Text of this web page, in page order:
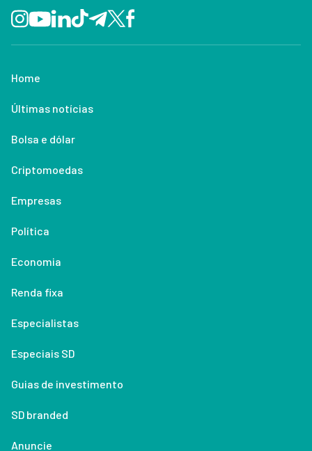
Home
Últimas notícias
Bolsa e dólar
Criptomoedas
Empresas
Política
Economia
Renda fixa
Especialistas
Especiais SD
Guias de investimento
SD branded
Anuncie